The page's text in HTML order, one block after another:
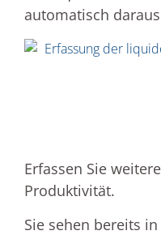
automatisch
Erfassen Sie
Produktivität.
Sie sehen bereits